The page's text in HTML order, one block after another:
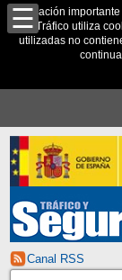
Información
de Tráfico utiliza
utilizadas no
Canal RSS